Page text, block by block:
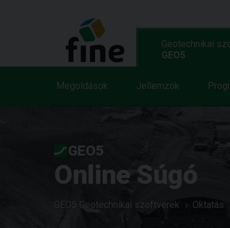
Geotechnikai
GEO5
Megoldások Jellemzök
GEO5
Online Súgó
GEO5 Geotechnikai szoftverek Oktatás